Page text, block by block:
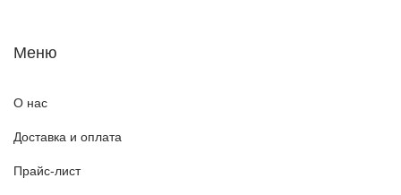
Меню
О нас
Доставка и оплата
Прайс-лист